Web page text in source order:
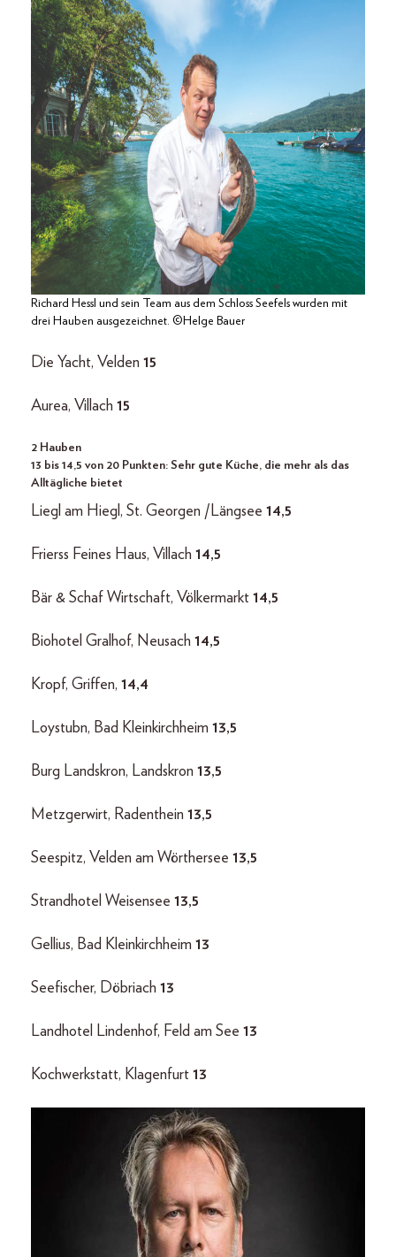
Richard Hessl und sein Team aus dem Schloss Seefels wurden mit
drei Hauben ausgezeichnet. ©Helge Bauer
Die Yacht, Velden 15
Aurea, Villach 15
2 Hauben
13 bis 14,5 von 20 Punkten: Sehr gute Küche, die mehr als das
Alltägliche bietet
Liegl am Hiegl, St. Georgen /Längsee 14,5
Frierss Feines Haus, Villach 14,5
Bär & Schaf Wirtschaft, Völkermarkt 14,5
Biohotel Gralhof, Neusach 14,5
Kropf, Griffen, 14,4
Loystubn, Bad Kleinkirchheim 13,5
Burg Landskron, Landskron 13,5
Metzgerwirt, Radenthein 13,5
Seespitz, Velden am Wörthersee 13,5
Strandhotel Weisensee 13,5
Gellius, Bad Kleinkirchheim 13
Seefischer, Döbriach 13
Landhotel Lindenhof, Feld am See 13
Kochwerkstatt, Klagenfurt 13